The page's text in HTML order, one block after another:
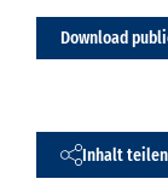
Download
Inhalt teilen